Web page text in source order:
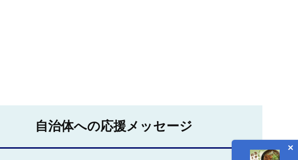
自治体への応援メッセージ